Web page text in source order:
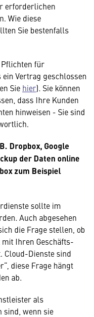
erforderlichen
Wie diese
Sie bestenfalls
Pflichten für
Vertrag geschlossen
Sie hier). Sie können
dass Ihre Kunden
hinweisen - Sie sind
Dropbox, Google
der Daten online
zum Beispiel
sollte im
Auch abgesehen
die Frage stellen, ob
Ihren Geschäfts-
Cloud-Dienste sind
diese Frage hängt
ab.
als
sind, wenn sie